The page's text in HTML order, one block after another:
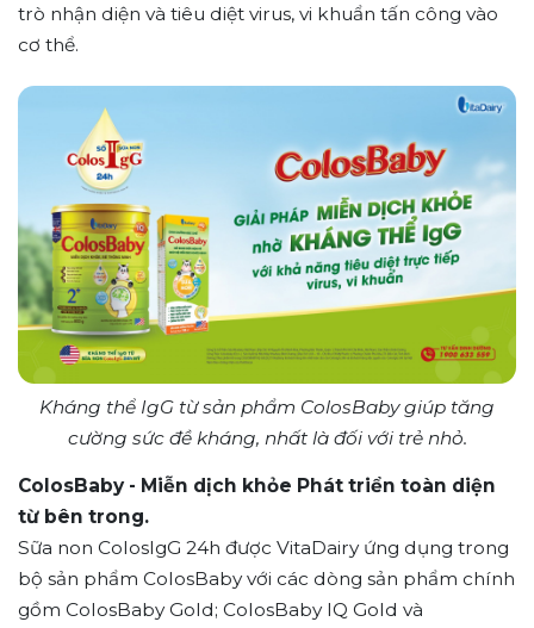
trò nhận diện và tiêu diệt virus, vi khuẩn tấn công vào
cơ thể.
Kháng thể IgG từ sản phẩm ColosBaby giúp tăng
cường sức đề kháng, nhất là đối với trẻ nhỏ.
ColosBaby - Miễn dịch khỏe Phát triển toàn diện
từ bên trong.
Sữa non ColosIgG 24h được VitaDairy ứng dụng trong
bộ sản phẩm ColosBaby với các dòng sản phẩm chính
gồm ColosBaby Gold; ColosBaby IQ Gold và